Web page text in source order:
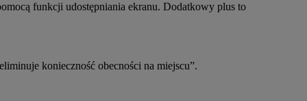
funkcji udostępniania ekranu. Dodatkowy plus to
konieczność obecności na miejscu”.